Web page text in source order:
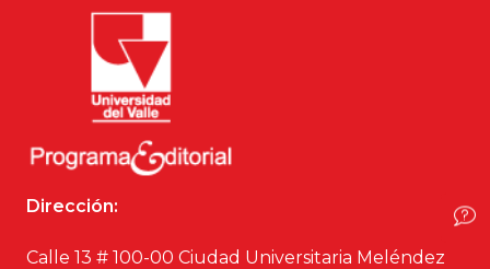
Finanzas
Dirección:
Calle 13 # 100-00 Ciudad Universitaria Meléndez